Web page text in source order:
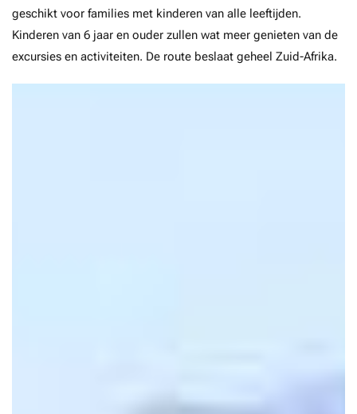
geschikt voor families met kinderen van alle leeftijden.
Kinderen van 6 jaar en ouder zullen wat meer genieten van de
excursies en activiteiten. De route beslaat geheel Zuid-Afrika.